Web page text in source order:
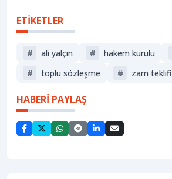
ETİKETLER
# ali yalçın # hakem kurulu
#
toplu sözleşme # zam teklifi
HABERİ PAYLAŞ